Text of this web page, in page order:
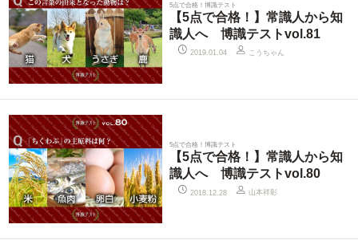
5点で合格！博識テスト
【5点で合格！】常識人から知
識人へ 博識テストvol.81
2019.01.04 こうちゃん
5点で合格！博識テスト
【5点で合格！】常識人から知
識人へ 博識テストvol.80
2018.12.28 山本祥彰